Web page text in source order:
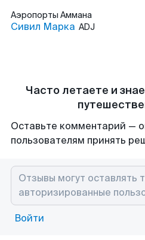
Аэропорты Аммана
Сивил Марка ADJ
Часто летаете и
Оставьте комментарий —
пользователям принять
Войти